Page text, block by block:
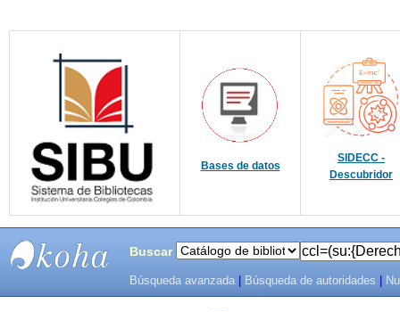
Bases de datos
SIDECC -
Descubridor
Buscar
Búsqueda avanzada Búsqueda de autoridades